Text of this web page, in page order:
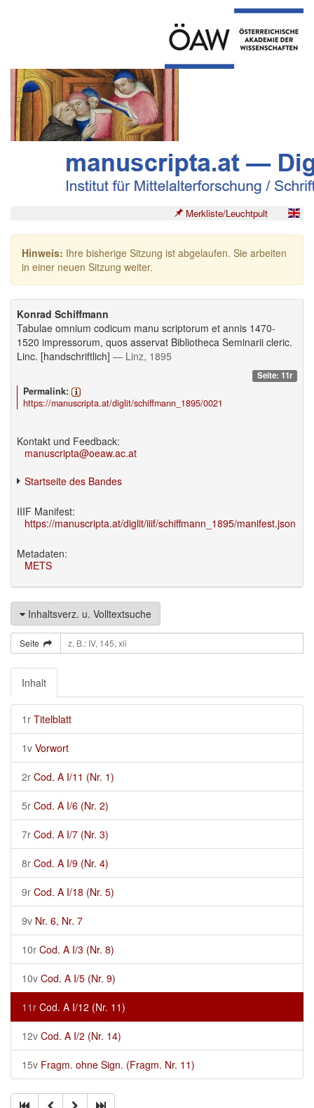
Merkliste/Leuchtpult
Hinweis: Ihre bisherige Sitzung ist abgelaufen. Sie arbeiten
in einer neuen Sitzung weiter.
Konrad Schiffmann
Tabulae omnium codicum manu scriptorum et annis 1470-
1520 impressorum, quos asservat Bibliotheca Seminarii cleric.
Linc. [handschriftlich] — Linz, 1895
Seite: 11r
Permalink:
https://manuscripta.at/diglit/schiffmann_1895/0021
Kontakt und Feedback:
manuscripta@oeaw.ac.at
Startseite des Bandes
IIIF Manifest:
https://manuscripta.at/diglit/iiif/schiffmann_1895/manifest.json
Metadaten:
METS
Inhaltsverz. u. Volltextsuche
Seite
Inhalt
1r Titelblatt
1v Vorwort
2r Cod. A I/11 (Nr. 1)
5r Cod. A I/6 (Nr. 2)
7r Cod. A I/7 (Nr. 3)
8r Cod. A I/9 (Nr. 4)
9r Cod. A I/18 (Nr. 5)
9v Nr. 6, Nr. 7
10r Cod. A I/3 (Nr. 8)
10v Cod. A I/5 (Nr. 9)
11r Cod. A I/12 (Nr. 11)
12v Cod. A I/2 (Nr. 14)
15v Fragm. ohne Sign. (Fragm. Nr. 11)